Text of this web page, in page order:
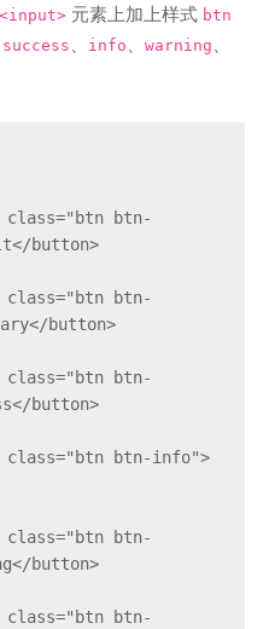
<input> 元素上加上样式 btn
success 、 info 、 warning 、
class="btn btn-
button>
class="btn btn-
button>
class="btn btn-
button>
class="btn btn-info">
class="btn btn-
button>
class="btn btn-